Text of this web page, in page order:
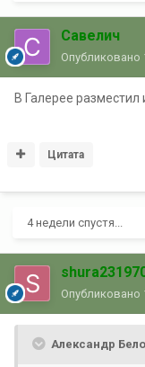
Савелич
Опубликовано
В Галерее
Цитата
4 недели спустя...
Опубликовано
Александр